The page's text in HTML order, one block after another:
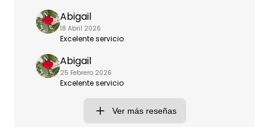
Abigail
18 Abril 2026
Excelente servicio
Abigail
25 Febrero 2026
Excelente servicio
Ver más reseñas